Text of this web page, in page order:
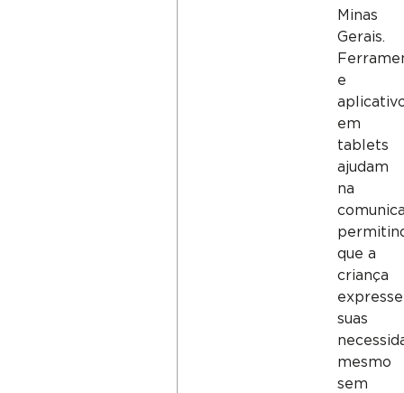
Minas
Gerais.
e
em
tablets
ajudam
na
que a
criança
expresse
suas
mesmo
sem